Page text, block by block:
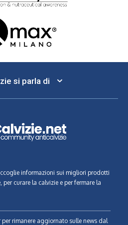
si parla di
informazioni sui migliori prodotti
curare la calvizie e per fermare la
rimanere aggiornato sulle news dal